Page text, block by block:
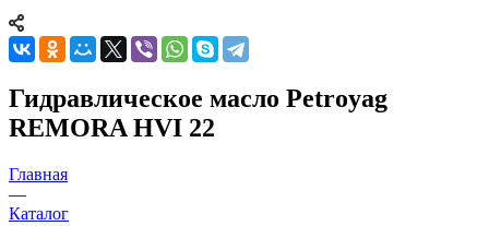
Гидравлическое масло Petroyag
REMORA HVI 22
Главная
—
Каталог